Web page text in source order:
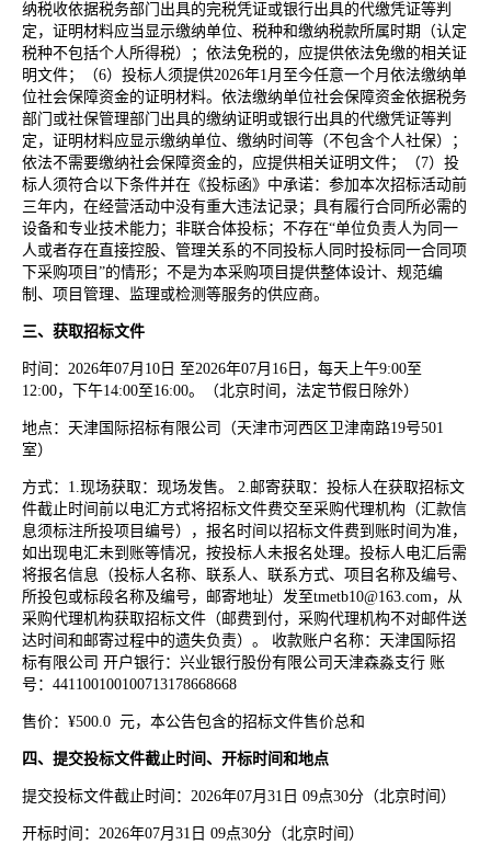
纳税收依据税务部门出具的完税凭证或银行出具的代缴凭证等判
定，证明材料应当显示缴纳单位、税种和缴纳税款所属时期（认定
税种不包括个人所得税）；依法免税的，应提供依法免缴的相关证
明文件；（6）投标人须提供2026年1月至今任意一个月依法缴纳单
位社会保障资金的证明材料。依法缴纳单位社会保障资金依据税务
部门或社保管理部门出具的缴纳证明或银行出具的代缴凭证等判
定，证明材料应显示缴纳单位、缴纳时间等（不包含个人社保）；
依法不需要缴纳社会保障资金的，应提供相关证明文件；（7）投
标人须符合以下条件并在《投标函》中承诺：参加本次招标活动前
三年内，在经营活动中没有重大违法记录；具有履行合同所必需的
设备和专业技术能力；非联合体投标；不存在“单位负责人为同一
人或者存在直接控股、管理关系的不同投标人同时投标同一合同项
下采购项目”的情形；不是为本采购项目提供整体设计、规范编
制、项目管理、监理或检测等服务的供应商。
三、获取招标文件
时间：2026年07月10日 至2026年07月16日，每天上午9:00至
12:00，下午14:00至16:00。（北京时间，法定节假日除外）
地点：天津国际招标有限公司（天津市河西区卫津南路19号501
室）
方式：1.现场获取：现场发售。 2.邮寄获取：投标人在获取招标文
件截止时间前以电汇方式将招标文件费交至采购代理机构（汇款信
息须标注所投项目编号），报名时间以招标文件费到账时间为准，
如出现电汇未到账等情况，按投标人未报名处理。投标人电汇后需
将报名信息（投标人名称、联系人、联系方式、项目名称及编号、
所投包或标段名称及编号，邮寄地址）发至tmetb10@163.com，从
采购代理机构获取招标文件（邮费到付，采购代理机构不对邮件送
达时间和邮寄过程中的遗失负责）。 收款账户名称：天津国际招
标有限公司 开户银行：兴业银行股份有限公司天津森淼支行 账
号：441100100100713178668668
售价：¥500.0 元，本公告包含的招标文件售价总和
四、提交投标文件截止时间、开标时间和地点
提交投标文件截止时间：2026年07月31日 09点30分（北京时间）
开标时间：2026年07月31日 09点30分（北京时间）